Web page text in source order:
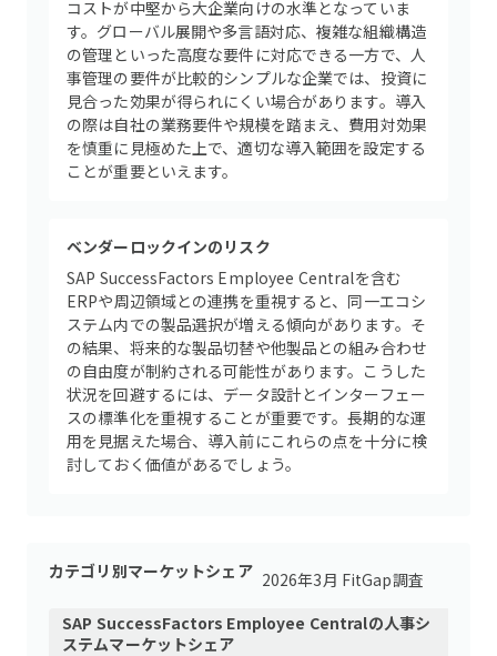
コストが中堅から大企業向けの水準となっていま
す。グローバル展開や多言語対応、複雑な組織構造
の管理といった高度な要件に対応できる一方で、人
事管理の要件が比較的シンプルな企業では、投資に
見合った効果が得られにくい場合があります。導入
の際は自社の業務要件や規模を踏まえ、費用対効果
を慎重に見極めた上で、適切な導入範囲を設定する
ことが重要といえます。
ベンダーロックインのリスク
SAP SuccessFactors Employee Centralを含む
ERPや周辺領域との連携を重視すると、同一エコシ
ステム内での製品選択が増える傾向があります。そ
の結果、将来的な製品切替や他製品との組み合わせ
の自由度が制約される可能性があります。こうした
状況を回避するには、データ設計とインターフェー
スの標準化を重視することが重要です。長期的な運
用を見据えた場合、導入前にこれらの点を十分に検
討しておく価値があるでしょう。
カテゴリ別マーケットシェア 2026年3月 FitGap調査
SAP SuccessFactors Employee Centralの人事シ
ステムマーケットシェア